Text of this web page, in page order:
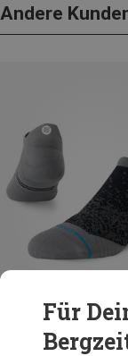
Andere
38|39|40|41|42
Für